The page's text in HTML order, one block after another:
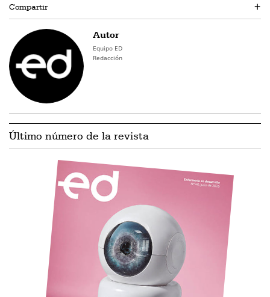
Compartir +
Autor
Equipo ED
Redacción
Último número de la revista